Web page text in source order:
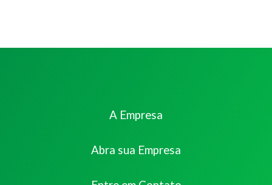
A Empresa
Abra sua Empresa